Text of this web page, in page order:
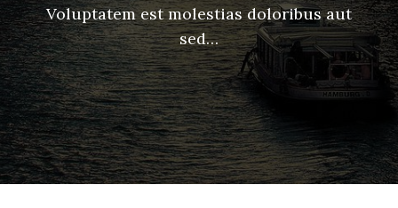
Voluptatem est molestias doloribus aut
sed…